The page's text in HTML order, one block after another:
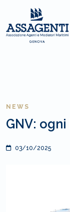
NEWS
GNV:
03/10/2025